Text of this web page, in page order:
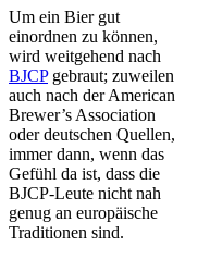
Um ein Bier gut
einordnen zu können,
wird weitgehend nach
BJCPgebraut; zuweilen
auch nach der American
Brewer’s Association
oder deutschen Quellen,
immer dann, wenn das
Gefühl da ist, dass die
BJCP-Leute nicht nah
genug an europäische
Traditionen sind.